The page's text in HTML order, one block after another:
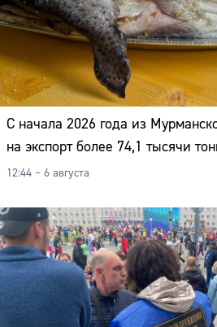
С начала 2026 года из
на экспорт более 74,1 тысячи
12:44 – 6 августа